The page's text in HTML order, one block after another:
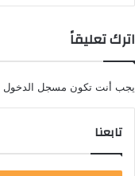
اترك تعليقاً
يجب أنت تكون مسجل الدخول
تابعنا